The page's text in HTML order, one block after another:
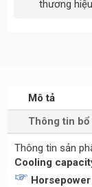
thương
Mô tả
Thông tin bổ
Thông tin sản
Cooling